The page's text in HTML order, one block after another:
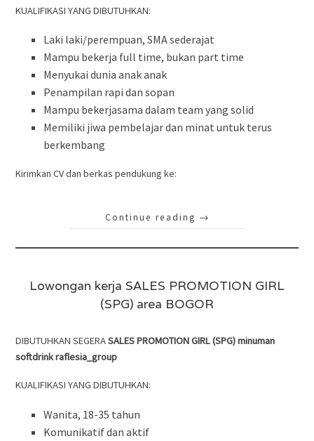
KUALIFIKASI YANG DIBUTUHKAN:
Laki laki/perempuan, SMA sederajat
Mampu bekerja full time, bukan part time
Menyukai dunia anak anak
Penampilan rapi dan sopan
Mampu bekerjasama dalam team yang solid
Memiliki jiwa pembelajar dan minat untuk terus
berkembang
Kirimkan CV dan berkas pendukung ke:
Continue reading →
Lowongan kerja SALES PROMOTION GIRL
(SPG) area BOGOR
DIBUTUHKAN SEGERASALES PROMOTION GIRL (SPG) minuman
softdrink raflesia_group
KUALIFIKASI YANG DIBUTUHKAN:
Wanita, 18-35 tahun
Komunikatif dan aktif